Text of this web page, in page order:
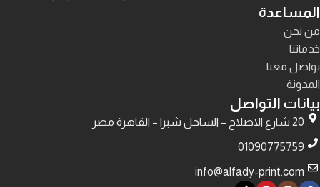
المساعدة
من نحن
خدماتنا
تواصل معنا
المدونة
بيانات التواصل
20 شارع الاصلاح – الساحل شبرا – القاهرة مصر
01090775759
info@alfady-print.com